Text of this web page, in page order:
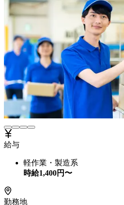
給与
軽作業・製造系
時給1,400円〜
勤務地